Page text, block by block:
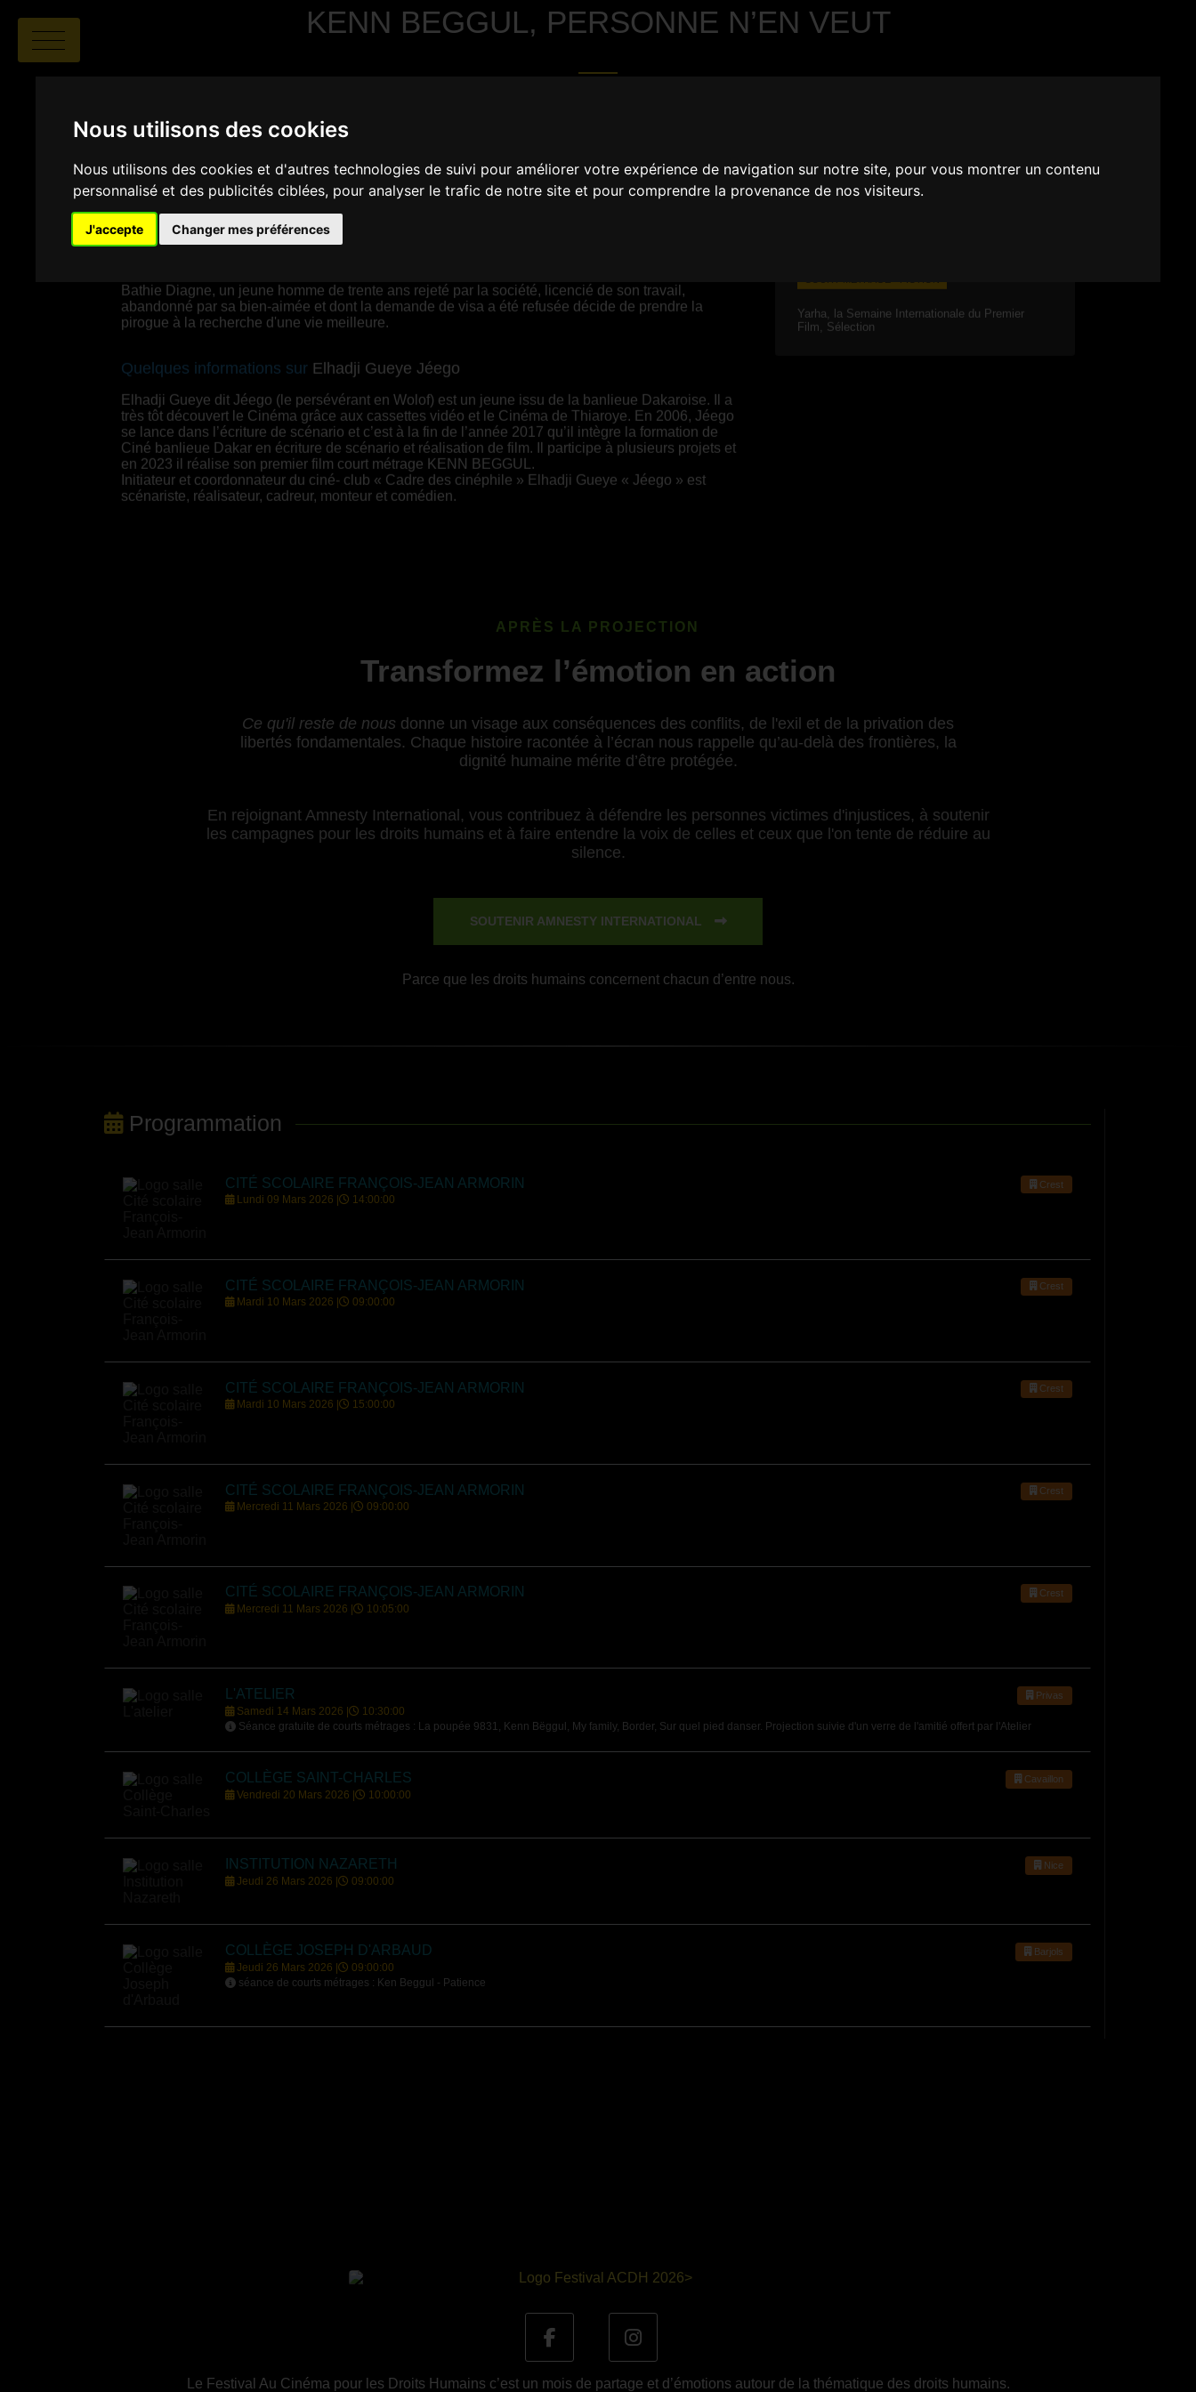
Nous utilisons des cookies
Nous utilisons des cookies et d'autres technologies de suivi pour améliorer votre expérience de navigation sur notre site, pour vous montrer un contenu
personnalisé et des publicités ciblées, pour analyser le trafic de notre site et pour comprendre la provenance de nos visiteurs.
J'accepte Changer mes préférences
KENN BEGGUL, PERSONNE N’EN VEUT
Elhadji Gueye Jéego
Bathie Diagne, un jeune homme de trente ans rejeté par la société, licencié de son travail,
abandonné par sa bien-aimée et dont la demande de visa a été refusée décide de prendre la
pirogue à la recherche d'une vie meilleure.
Quelques informations sur Elhadji Gueye Jéego
Elhadji Gueye dit Jéego (le persévérant en Wolof) est un jeune issu de la banlieue Dakaroise. Il a
très tôt découvert le Cinéma grâce aux cassettes vidéo et le Cinéma de Thiaroye. En 2006, Jéego
se lance dans l’écriture de scénario et c’est à la fin de l’année 2017 qu’il intègre la formation de
Ciné banlieue Dakar en écriture de scénario et réalisation de film. Il participe à plusieurs projets et
en 2023 il réalise son premier film court métrage KENN BEGGUL.
Initiateur et coordonnateur du ciné- club « Cadre des cinéphile » Elhadji Gueye « Jéego » est
scénariste, réalisateur, cadreur, monteur et comédien.
Yarha, la Semaine Internationale du Premier
Film, Sélection
APRÈS LA PROJECTION
Transformez l’émotion en action
Ce qu'il reste de nous donne un visage aux conséquences des conflits, de l'exil et de la privation des
libertés fondamentales. Chaque histoire racontée à l’écran nous rappelle qu’au-delà des frontières, la
dignité humaine mérite d’être protégée.
En rejoignant Amnesty International, vous contribuez à défendre les personnes victimes d'injustices, à soutenir
les campagnes pour les droits humains et à faire entendre la voix de celles et ceux que l'on tente de réduire au
silence.
SOUTENIR AMNESTY INTERNATIONAL
Parce que les droits humains concernent chacun d’entre nous.
Programmation
CITÉ SCOLAIRE FRANÇOIS-JEAN ARMORIN Crest
Lundi 09 Mars 2026 | 14:00:00
CITÉ SCOLAIRE FRANÇOIS-JEAN ARMORIN Crest
Mardi 10 Mars 2026 | 09:00:00
CITÉ SCOLAIRE FRANÇOIS-JEAN ARMORIN Crest
Mardi 10 Mars 2026 | 15:00:00
CITÉ SCOLAIRE FRANÇOIS-JEAN ARMORIN Crest
Mercredi 11 Mars 2026 | 09:00:00
CITÉ SCOLAIRE FRANÇOIS-JEAN ARMORIN Crest
Mercredi 11 Mars 2026 | 10:05:00
L'ATELIER Privas
Samedi 14 Mars 2026 |
10:30:00
Séance gratuite de courts métrages : La poupée 9831, Kenn Bëggul, My family, Border, Sur quel pied danser. Projection suivie d'un verre de l'amitié offert par l'Atelier
COLLÈGE SAINT-CHARLES Cavaillon
Vendredi 20 Mars 2026 | 10:00:00
INSTITUTION NAZARETH Nice
Jeudi 26 Mars 2026 | 09:00:00
COLLÈGE JOSEPH D'ARBAUD Barjols
Jeudi 26 Mars 2026 |
09:00:00
séance de courts métrages : Ken Beggul - Patience
Le Festival Au Cinéma pour les Droits Humains c’est un mois de partage et d’émotions autour de la thématique des droits humains.